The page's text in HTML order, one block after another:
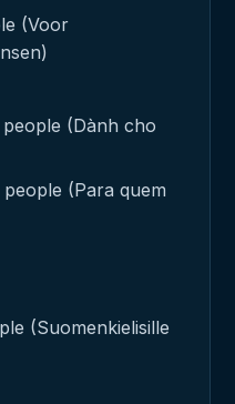
(Voor
(Dành cho
(Para quem
(Suomenkielisille